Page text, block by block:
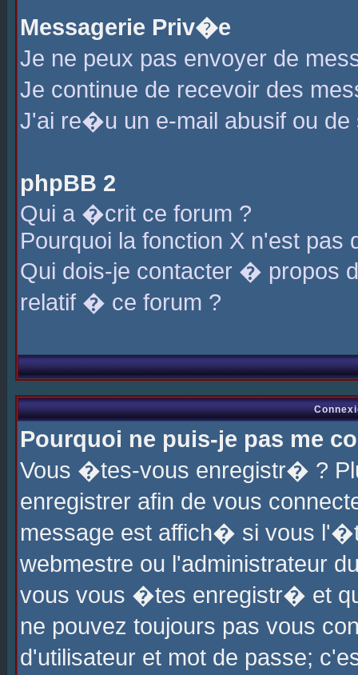
Messagerie Priv�e
Je ne peux pas envoyer de
Je continue de recevoir des
J'ai re�u un e-mail abusif ou de
phpBB 2
Qui a �crit ce forum ?
Pourquoi la fonction X n'est pas
Qui dois-je contacter � propos
relatif � ce forum ?
Pourquoi ne puis-je pas me
Vous �tes-vous enregistr� ?
enregistrer afin de vous
message est affich� si vous
webmestre ou l'administrateur
vous vous �tes enregistr� et
ne pouvez toujours pas vous
d'utilisateur et mot de passe;